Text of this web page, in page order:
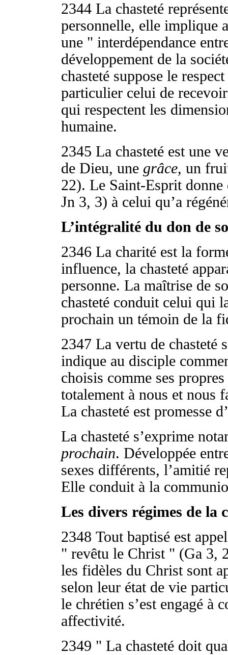
2344 La chasteté
personnelle, elle implique
une " interdépendance
développement de la
chasteté suppose le
particulier celui de
qui respectent les
humaine.
2345 La chasteté est une
de Dieu, une grâce, un
22). Le Saint-Esprit
Jn 3, 3) à celui qu’a
L’intégralité du don de
2346 La charité est la
influence, la chasteté
personne. La maîtrise de
chasteté conduit celui qui
prochain un témoin de la
2347 La vertu de chasteté
indique au disciple
choisis comme ses
totalement à nous et nous
La chasteté est promesse
La chasteté s’exprime
prochain. Développée
sexes différents, l’amitié
Elle conduit à la
Les divers régimes de la
2348 Tout baptisé est
" revêtu le Christ " (Ga 3,
les fidèles du Christ sont
selon leur état de vie
le chrétien s’est engagé à
affectivité.
2349 " La chasteté doit